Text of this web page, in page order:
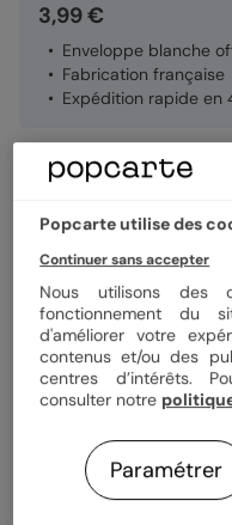
3,99 €
Enveloppe blanche
Fabrication française
Expédition rapide en
Livraison gratuite
Payez en 3
En savoir plus
Informations produit
Personnalisez votre
disponible en coins
Livraison & délais
Popcarte utilise des
Continuer sans accepter
Nous utilisons des
fonctionnement du
d'améliorer votre
contenus et/ou des
centres d’intérêts.
consulter notre
Paramétrer